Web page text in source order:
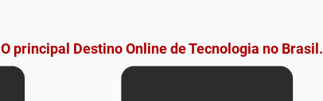
O principal Destino Online de Tecnologia no Brasil.